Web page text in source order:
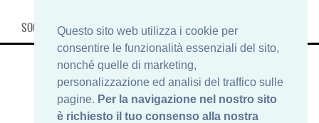
Questo sito web utilizza i cookie per
consentire le funzionalità essenziali del sito,
nonché quelle di marketing,
personalizzazione ed analisi del traffico sulle
pagine. Per la navigazione nel nostro sito
è richiesto il tuo consenso alla nostra
SOCIAL, INFO & SHOP